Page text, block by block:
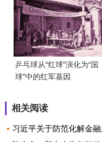
乒乓球从“红球”演化为“国
球”中的红军基因
相关阅读
习近平关于防范化解金